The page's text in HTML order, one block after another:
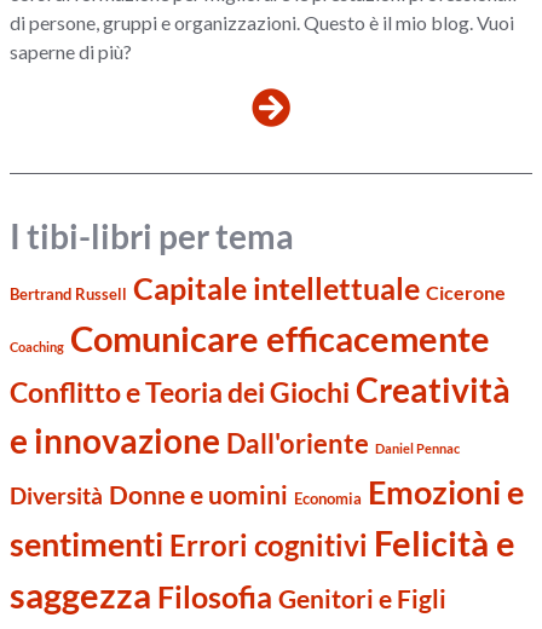
di persone, gruppi e organizzazioni. Questo è il mio blog. Vuoi
saperne di più?
I tibi-libri per tema
Bertrand Russell Capitale intellettuale Cicerone
Coaching Comunicare efficacemente
Conflitto e Teoria dei Giochi Creatività
e innovazione Dall'oriente Daniel Pennac
Diversità Donne e uomini Economia Emozioni e
sentimenti Errori cognitivi Felicità e
saggezza Filosofia Genitori e Figli